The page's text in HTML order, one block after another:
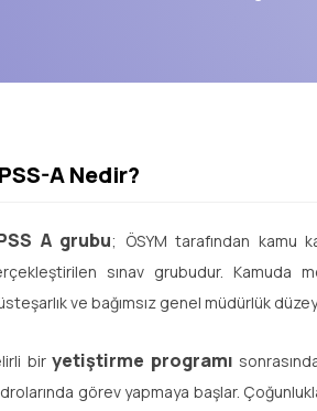
A Nedir?
A grubu; ÖSYM tarafından kamu
sınav grubudur. Kamuda
ve bağımsız genel müdürlük
biryetiştirme programı
görev yapmaya başlar. Çoğunlukla